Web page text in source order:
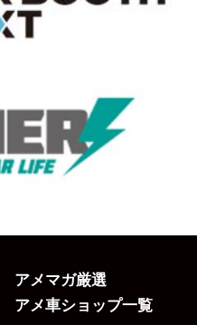
アメマガ厳選
アメ車ショップ一覧